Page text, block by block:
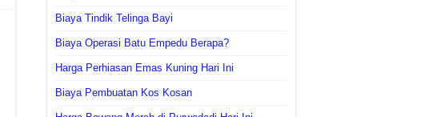
Biaya Tindik Telinga Bayi
Biaya Operasi Batu Empedu Berapa?
Harga Perhiasan Emas Kuning Hari Ini
Biaya Pembuatan Kos Kosan